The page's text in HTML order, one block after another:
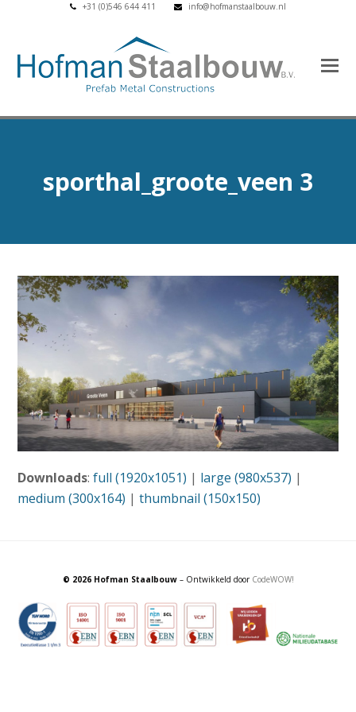
+31 (0)546 644 411 info@hofmanstaalbouw.nl
sporthal_groote_veen 3
Downloads:full (1920x1051) | large (980x537) |
medium (300x164) |thumbnail (150x150)
© 2026 Hofman Staalbouw– Ontwikkeld door CodeWOW!